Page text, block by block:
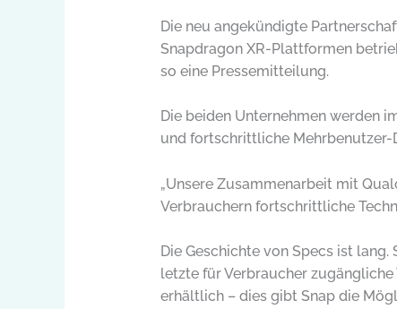
Die neu angekündigte
Snapdragon XR-Plattformen
so eine Pressemitteilung.
Die beiden Unternehmen werden
und fortschrittliche Mehrbenutzer-
„Unsere Zusammenarbeit mit
Verbrauchern fortschrittliche
Die Geschichte von Specs ist
letzte für Verbraucher
erhältlich – dies gibt Snap die